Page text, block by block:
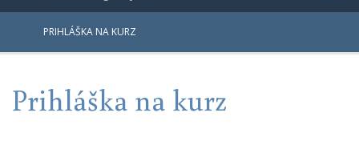
PRIHLÁŠKA NA KURZ
Prihláška na kurz